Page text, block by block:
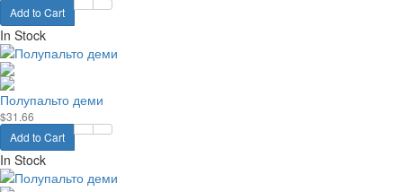
Add to Cart
In Stock
Полупальто деми
$31.66
Add to Cart
In Stock